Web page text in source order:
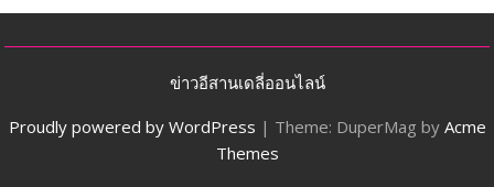
ข่าวอีสานเดลี่ออนไลน์
Proudly powered by WordPress | Theme: DuperMag by Acme
Themes